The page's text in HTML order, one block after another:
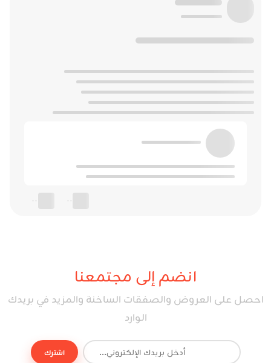
انضم إلى مجتمعنا
احصل على العروض والصفقات الساخنة والمزيد في بريدك
الوارد
اشترك